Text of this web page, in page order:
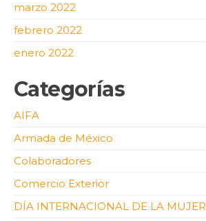
marzo 2022
febrero 2022
enero 2022
Categorías
AIFA
Armada de México
Colaboradores
Comercio Exterior
DÍA INTERNACIONAL DE LA MUJER